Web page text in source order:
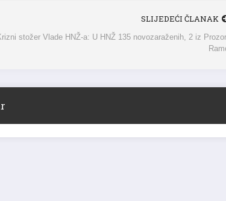
SLIJEDEĆI ČLANAK
Krizni stožer Vlade HNŽ-a: U HNŽ 135 novozaraženih, 2 iz Prozor-
Rame